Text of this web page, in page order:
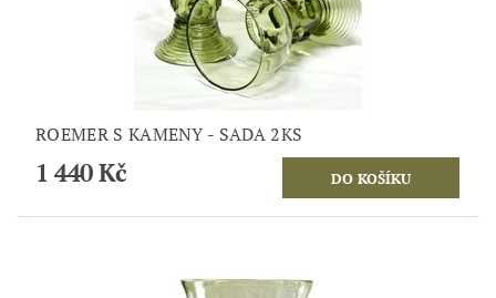
ROEMER S KAMENY - SADA 2KS
1 440 Kč